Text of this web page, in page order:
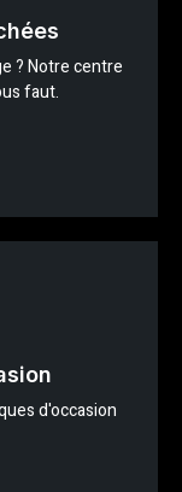
? Notre centre
faut.
d'occasion